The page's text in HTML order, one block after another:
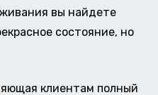
вы найдете
состояние, но
клиентам полный